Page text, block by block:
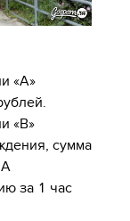
«А»
«В»
сумма
за 1 час